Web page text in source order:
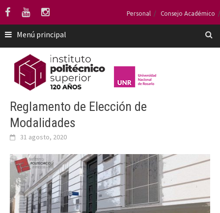
Saltar
contenido
Personal Consejo Académico
Menú principal
Reglamento de Elección de
Modalidades
31 agosto, 2020